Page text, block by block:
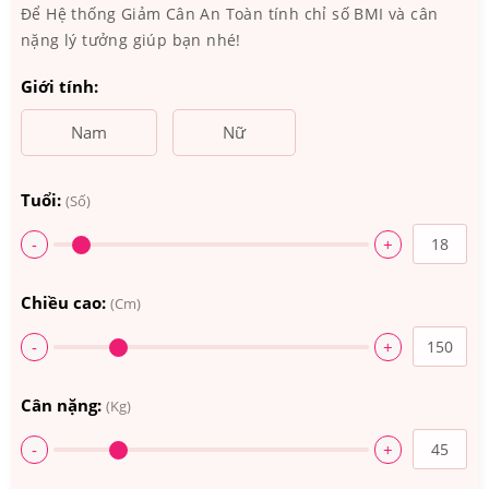
Để Hệ thống Giảm Cân An Toàn tính chỉ số BMI và cân
nặng lý tưởng giúp bạn nhé!
Giới tính:
Nam Nữ
Tuổi: (Số)
- +
Chiều cao: (Cm)
- +
Cân nặng: (Kg)
- +